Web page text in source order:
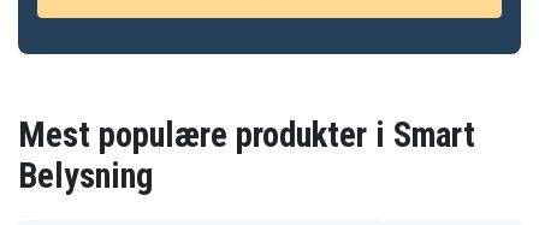
Mest populære produkter i Smart
Belysning